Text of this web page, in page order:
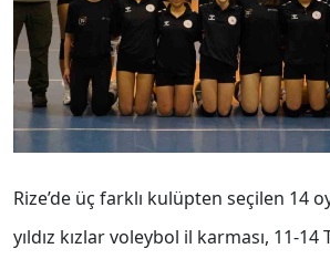
Rize’de üç farklı kulüpten seçilen 14
yıldız kızlar voleybol il karması, 11-14